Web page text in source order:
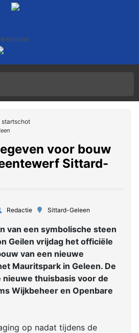
startschot
voor bouw
Sittard-
Redactie Sittard-Geleen
van een symbolische steen
Geilen vrijdag het officiële
van een nieuwe
Mauritspark in Geleen. De
thuisbasis voor de
Wijkbeheer en Openbare
op nadat tijdens de